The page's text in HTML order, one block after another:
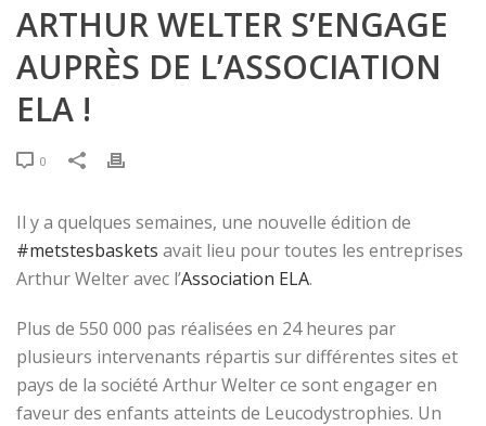
ARTHUR WELTER S’ENGAGE
AUPRÈS DE L’ASSOCIATION
ELA !
0
Il y a quelques semaines, une nouvelle édition de
#metstesbaskets avait lieu pour toutes les entreprises
Arthur Welter avec l’Association ELA.
Plus de 550 000 pas réalisées en 24 heures par
plusieurs intervenants répartis sur différentes sites et
pays de la société Arthur Welter ce sont engager en
faveur des enfants atteints de Leucodystrophies. Un